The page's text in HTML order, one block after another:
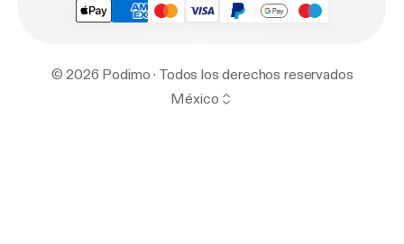
© 2026 Podimo · Todos los derechos reservados
México